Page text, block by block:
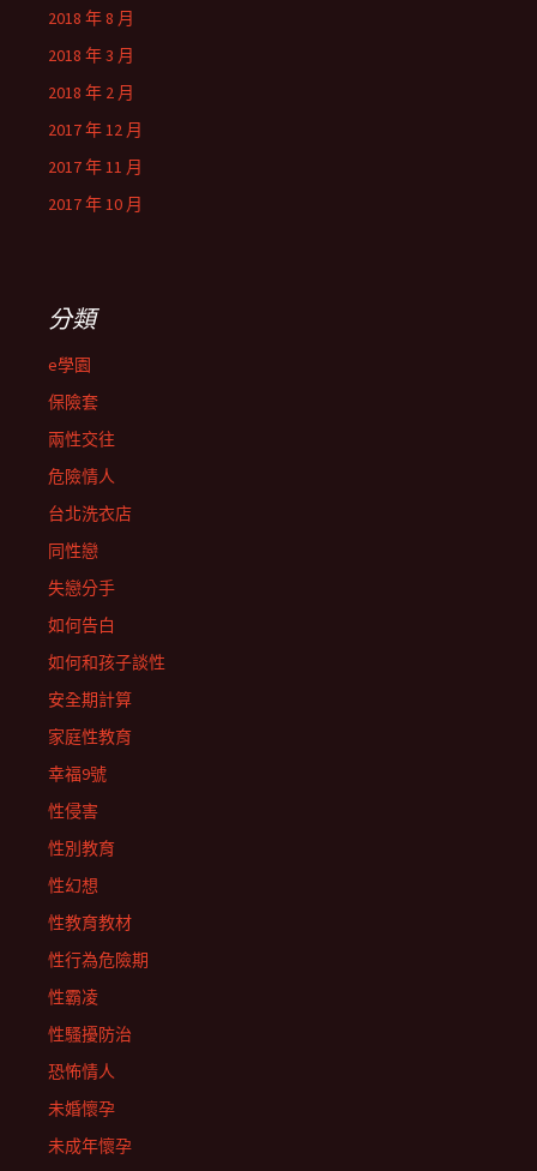
2018 年 8 月
2018 年 3 月
2018 年 2 月
2017 年 12 月
2017 年 11 月
2017 年 10 月
分類
e學園
保險套
兩性交往
危險情人
台北洗衣店
同性戀
失戀分手
如何告白
如何和孩子談性
安全期計算
家庭性教育
幸福9號
性侵害
性別教育
性幻想
性教育教材
性行為危險期
性霸凌
性騷擾防治
恐怖情人
未婚懷孕
未成年懷孕